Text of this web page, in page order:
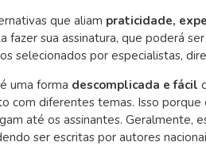
que aliam praticidade,
fazer sua assinatura, que poderá
selecionados por especialistas,
uma forma descomplicada e fácil
com diferentes temas. Isso porque
até os assinantes. Geralmente,
ser escritas por autores